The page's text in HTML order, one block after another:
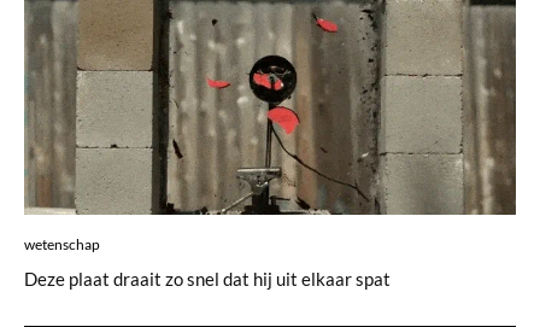
wetenschap
Deze plaat draait zo snel dat hij uit elkaar spat